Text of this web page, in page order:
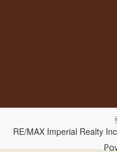
RE/MAX Imperial Realty